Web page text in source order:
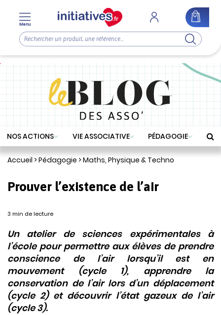
NOS ACTIONS VIE ASSOCIATIVE PÉDAGOGIE
Accueil >Pédagogie >Maths, Physique & Techno
Prouver l’existence de l’air
3 min de lecture
Un atelier de sciences expérimentales à
l’école pour permettre aux élèves de prendre
conscience de l’air lorsqu’il est en
mouvement (cycle 1), apprendre la
conservation de l’air lors d’un déplacement
(cycle 2) et découvrir l’état gazeux de l’air
(cycle 3).
Menu